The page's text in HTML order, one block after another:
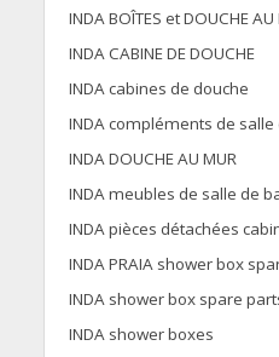
INDA BOÎTES et DOUCHE AU
INDA CABINE DE DOUCHE
INDA cabines de douche
INDA compléments de salle
INDA DOUCHE AU MUR
INDA meubles de salle de
INDA pièces détachées
INDA PRAIA shower box
INDA shower box spare
INDA shower boxes